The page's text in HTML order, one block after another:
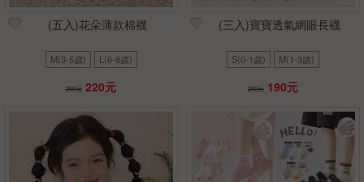
(五入)花朵薄款棉襪
M(3-5歲) L(6-8歲)
290元 220元
(三入)寶寶透氣網眼長襪
S(0-1歲) M(1-3歲)
290元 190元